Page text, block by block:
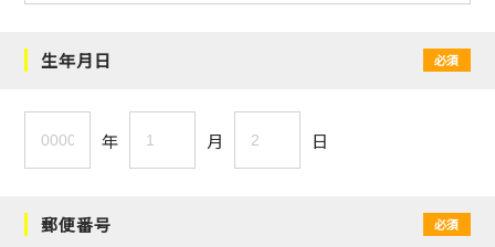
生年月日 必須
年 月 日
郵便番号 必須